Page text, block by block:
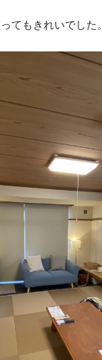
てもきれいでした。